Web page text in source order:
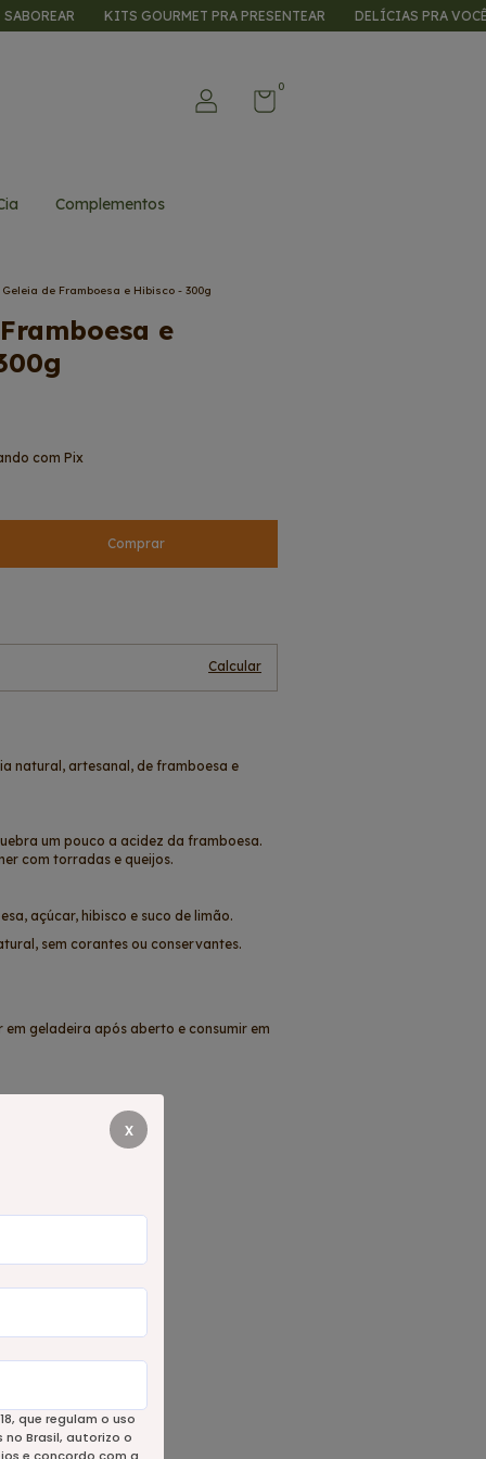
KITS GOURMET PRA PRESENTEAR DELÍCIAS PRA VOCÊ
0
Complementos
Geleia de Framboesa e Hibisco - 300g
e
com Pix
Calcular
natural, artesanal, de framboesa e
um pouco a acidez da framboesa.
com torradas e queijos.
açúcar, hibisco e suco de limão.
sem corantes ou conservantes.
geladeira após aberto e consumir em
x
que regulam o uso
Brasil, autorizo o
e concordo com a